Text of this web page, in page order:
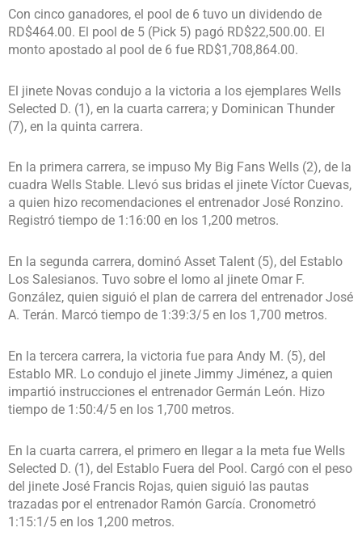
Con cinco ganadores, el pool de 6 tuvo un dividendo de
RD$464.00. El pool de 5 (Pick 5) pagó RD$22,500.00. El
monto apostado al pool de 6 fue RD$1,708,864.00.
El jinete Novas condujo a la victoria a los ejemplares Wells
Selected D. (1), en la cuarta carrera; y Dominican Thunder
(7), en la quinta carrera.
En la primera carrera, se impuso My Big Fans Wells (2), de la
cuadra Wells Stable. Llevó sus bridas el jinete Víctor Cuevas,
a quien hizo recomendaciones el entrenador José Ronzino.
Registró tiempo de 1:16:00 en los 1,200 metros.
En la segunda carrera, dominó Asset Talent (5), del Establo
Los Salesianos. Tuvo sobre el lomo al jinete Omar F.
González, quien siguió el plan de carrera del entrenador José
A. Terán. Marcó tiempo de 1:39:3/5 en los 1,700 metros.
En la tercera carrera, la victoria fue para Andy M. (5), del
Establo MR. Lo condujo el jinete Jimmy Jiménez, a quien
impartió instrucciones el entrenador Germán León. Hizo
tiempo de 1:50:4/5 en los 1,700 metros.
En la cuarta carrera, el primero en llegar a la meta fue Wells
Selected D. (1), del Establo Fuera del Pool. Cargó con el peso
del jinete José Francis Rojas, quien siguió las pautas
trazadas por el entrenador Ramón García. Cronometró
1:15:1/5 en los 1,200 metros.